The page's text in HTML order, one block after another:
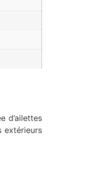
d’ailettes
extérieurs